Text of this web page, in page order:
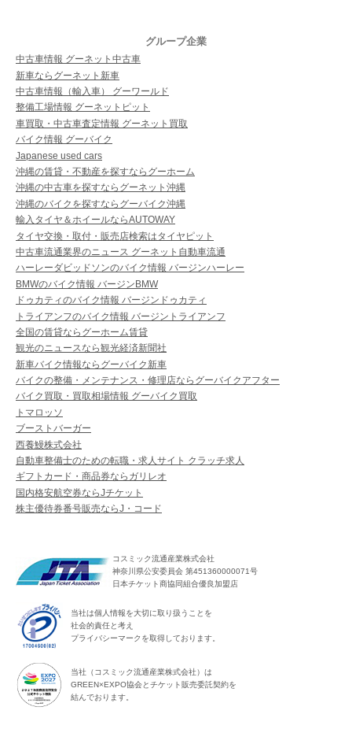
グループ企業
中古車情報 グーネット中古車
新車ならグーネット新車
中古車情報（輸入車） グーワールド
整備工場情報 グーネットピット
車買取・中古車査定情報 グーネット買取
バイク情報 グーバイク
Japanese used cars
沖縄の賃貸・不動産を探すならグーホーム
沖縄の中古車を探すならグーネット沖縄
沖縄のバイクを探すならグーバイク沖縄
輸入タイヤ＆ホイールならAUTOWAY
タイヤ交換・取付・販売店検索はタイヤピット
中古車流通業界のニュース グーネット自動車流通
ハーレーダビッドソンのバイク情報 バージンハーレー
BMWのバイク情報 バージンBMW
ドゥカティのバイク情報 バージンドゥカティ
トライアンフのバイク情報 バージントライアンフ
全国の賃貸ならグーホーム賃貸
観光のニュースなら観光経済新聞社
新車バイク情報ならグーバイク新車
バイクの整備・メンテナンス・修理店ならグーバイクアフター
バイク買取・買取相場情報 グーバイク買取
トマロッソ
ブーストバーガー
西養鰻株式会社
自動車整備士のための転職・求人サイト クラッチ求人
ギフトカード・商品券ならガリレオ
国内格安航空券ならJチケット
株主優待券番号販売ならJ・コード
コスミック流通産業株式会社
神奈川県公安委員会 第451360000071号
日本チケット商協同組合優良加盟店
当社は個人情報を大切に取り扱うことを
社会的責任と考え
プライバシーマークを取得しております。
当社（コスミック流通産業株式会社）は
GREEN×EXPO協会とチケット販売委託契約を
結んでおります。